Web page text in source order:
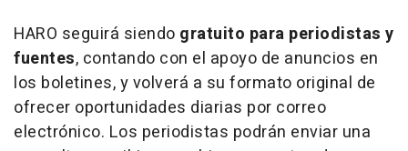
HARO seguirá siendo gratuito para periodistas y
fuentes, contando con el apoyo de anuncios en
los boletines, y volverá a su formato original de
ofrecer oportunidades diarias por correo
electrónico. Los periodistas podrán enviar una